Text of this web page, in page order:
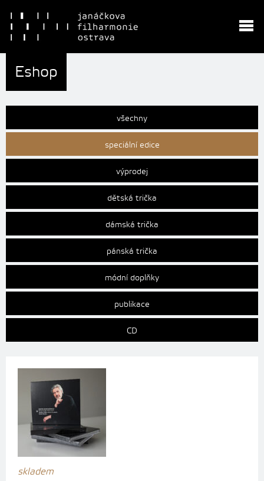
Eshop
všechny
speciální edice
výprodej
dětská trička
dámská trička
pánská trička
módní doplňky
publikace
CD
skladem